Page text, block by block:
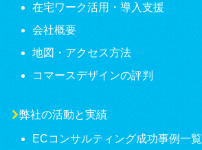
在宅ワーク活用・導入支援
会社概要
地図・アクセス方法
コマースデザインの評判
弊社の活動と実績
ECコンサルティング成功事例一覧